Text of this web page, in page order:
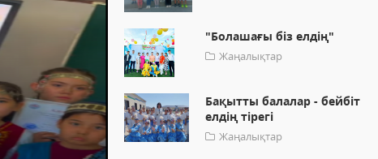
"Болашағы біз елдің"
Жаңалықтар
Бақытты балалар - бейбіт
елдің тірегі
Жаңалықтар